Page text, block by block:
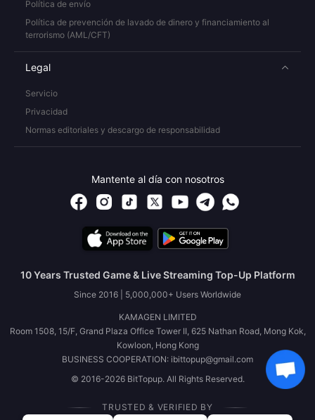
Política de envío
Política de prevención de lavado de dinero y financiamiento al
terrorismo (AML/CFT)
Legal
Servicio
Privacidad
Normas editoriales y descargo de responsabilidad
Mantente al día con nosotros
10 Years Trusted Game & Live Streaming Top-Up Platform
Since 2016 | 5,000,000+ Users Worldwide
KAMAGEN LIMITED
Room 1508, 15/F, Grand Plaza Office Tower II, 625 Nathan Road, Mong Kok,
Kowloon, Hong Kong
BUSINESS COOPERATION: ibittopup@gmail.com
© 2016-2026 BitTopup. All Rights Reserved.
TRUSTED & VERIFIED BY